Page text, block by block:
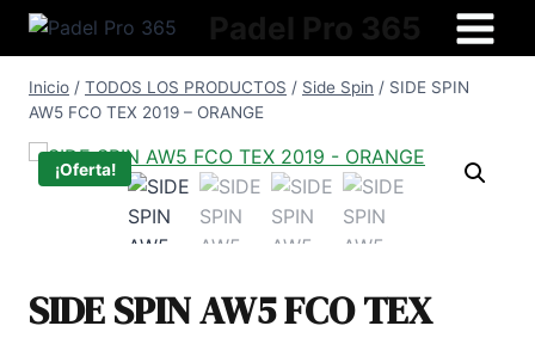
Saltar
Inicio / TODOS LOS PRODUCTOS / Side Spin / SIDE SPIN
AW5 FCO TEX 2019 – ORANGE
¡Oferta!
SIDE SPIN AW5 FCO TEX